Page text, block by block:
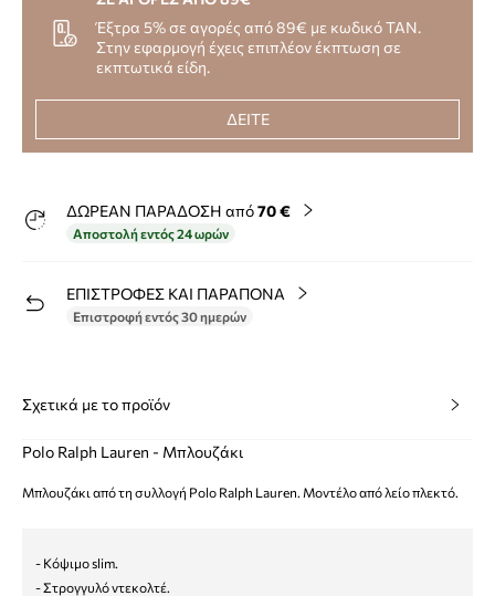
Έξτρα 5% σε αγορές από 89€ με κωδικό TAN.
Στην εφαρμογή έχεις επιπλέον έκπτωση σε
εκπτωτικά είδη.
ΔΕΙΤΕ
ΔΩΡΕΑΝ ΠΑΡΑΔΟΣΗ από70 €
Αποστολή εντός 24 ωρών
ΕΠΙΣΤΡΟΦΕΣ ΚΑΙ ΠΑΡΑΠΟΝΑ
Επιστροφή εντός 30 ημερών
Σχετικά με το προϊόν
Polo Ralph Lauren - Μπλουζάκι
Μπλουζάκι από τη συλλογή Polo Ralph Lauren. Μοντέλο από λείο πλεκτό.
- Κόψιμο slim.
- Στρογγυλό ντεκολτέ.